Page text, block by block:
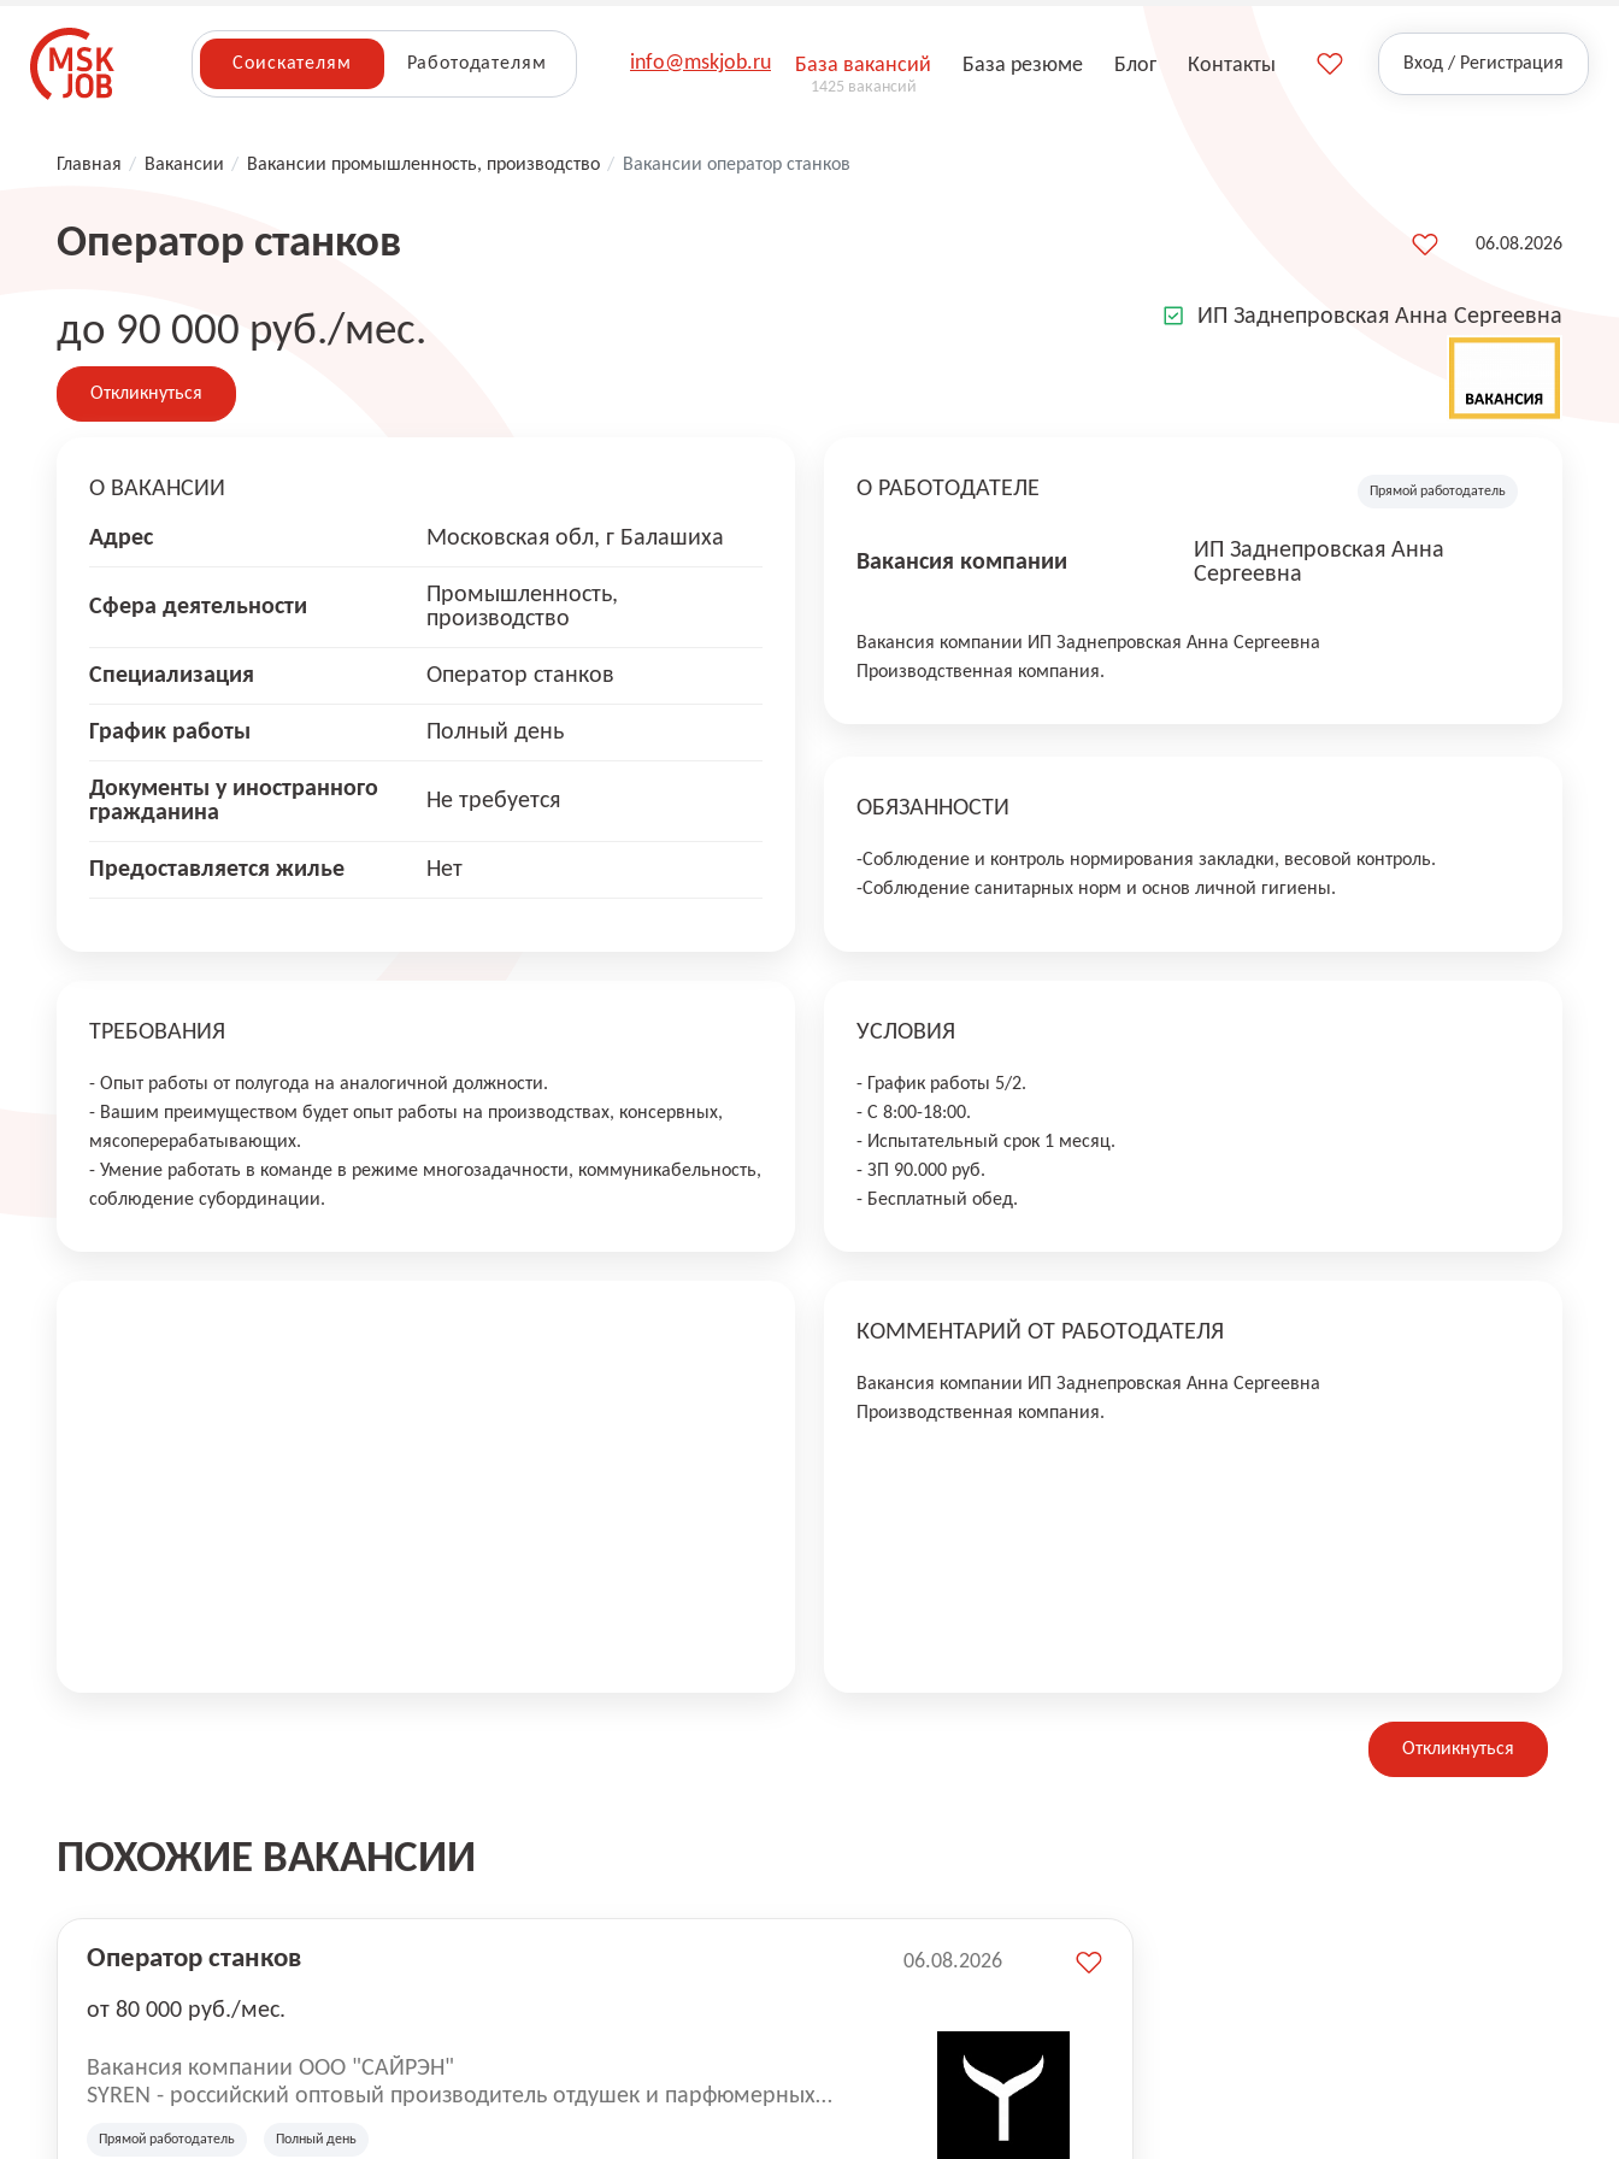
Соискателям Работодателям info@mskjob.ru База вакансий
1425 вакансий
База резюме Блог Контакты Вход / Регистрация
Главная / Вакансии / Вакансии промышленность, производство / Вакансии оператор станков
Оператор станков 06.08.2026
до 90 000 руб./мес.
Откликнуться
ИП Заднепровская Анна Сергеевна
О ВАКАНСИИ
Адрес Московская обл, г Балашиха
Сфера деятельности
Промышленность,
производство
Специализация Оператор станков
График работы Полный день
Документы у иностранного
гражданина
Не требуется
Предоставляется жилье Нет
О РАБОТОДАТЕЛЕ Прямой работодатель
Вакансия компании
ИП Заднепровская Анна
Сергеевна
Вакансия компании ИП Заднепровская Анна Сергеевна
Производственная компания.
ОБЯЗАННОСТИ
-Соблюдение и контроль нормирования закладки, весовой контроль.
-Соблюдение санитарных норм и основ личной гигиены.
ТРЕБОВАНИЯ
- Опыт работы от полугода на аналогичной должности.
- Вашим преимуществом будет опыт работы на производствах, консервных,
мясоперерабатывающих.
- Умение работать в команде в режиме многозадачности, коммуникабельность,
соблюдение субординации.
УСЛОВИЯ
- График работы 5/2.
- С 8:00-18:00.
- Испытательный срок 1 месяц.
- ЗП 90.000 руб.
- Бесплатный обед.
КОММЕНТАРИЙ ОТ РАБОТОДАТЕЛЯ
Вакансия компании ИП Заднепровская Анна Сергеевна
Производственная компания.
Откликнуться
ПОХОЖИЕ ВАКАНСИИ
Оператор станков
от 80 000 руб./мес.
Вакансия компании ООО "САЙРЭН"
SYREN - российский оптовый производитель отдушек и парфюмерных
с открытием нового завода в особо экономической зоне Дубна, открыта
Прямой работодатель Полный день
06.08.2026